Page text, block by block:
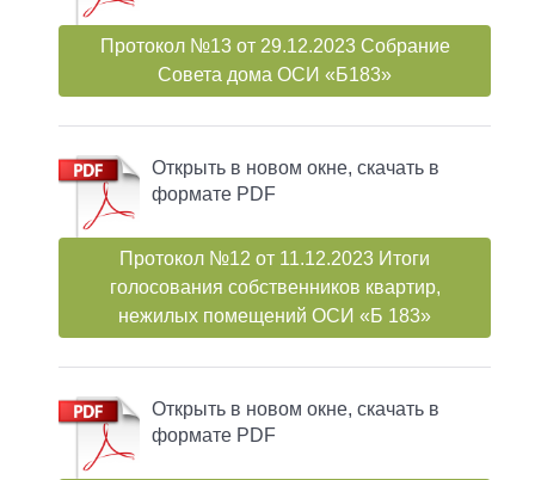
Протокол №13 от 29.12.2023 Собрание
Совета дома ОСИ «Б183»
Открыть в новом окне, скачать в
формате PDF
Протокол №12 от 11.12.2023 Итоги
голосования собственников квартир,
нежилых помещений ОСИ «Б 183»
Открыть в новом окне, скачать в
формате PDF